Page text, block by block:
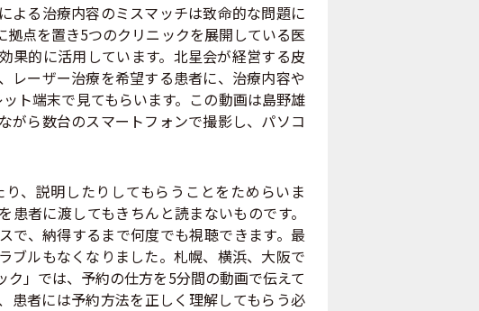
る治療内容のミスマッチは致命的な問題に
点を置き5つのクリニックを展開している医
的に活用しています。北星会が経営する皮
レーザー治療を希望する患者に、治療内容や
ト端末で見てもらいます。この動画は島野雄
がら数台のスマートフォンで撮影し、パソコ
、説明したりしてもらうことをためらいま
者に渡してもきちんと読まないものです。
で、納得するまで何度でも視聴できます。最
ブルもなくなりました。札幌、横浜、大阪で
」では、予約の仕方を5分間の動画で伝えて
患者には予約方法を正しく理解してもらう必